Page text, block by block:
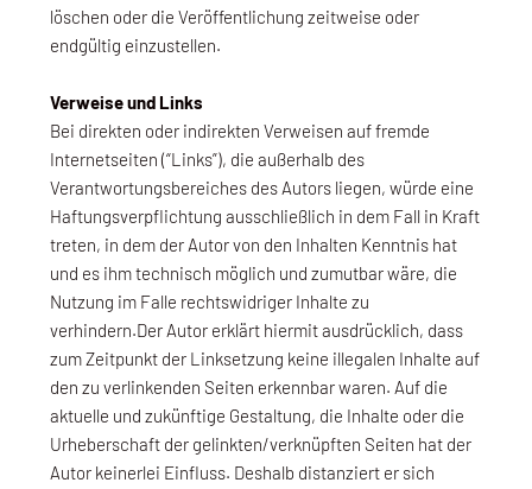
löschen oder die Veröffentlichung zeitweise oder
endgültig einzustellen.
Verweise und Links
Bei direkten oder indirekten Verweisen auf fremde
Internetseiten (“Links”), die außerhalb des
Verantwortungsbereiches des Autors liegen, würde eine
Haftungsverpflichtung ausschließlich in dem Fall in Kraft
treten, in dem der Autor von den Inhalten Kenntnis hat
und es ihm technisch möglich und zumutbar wäre, die
Nutzung im Falle rechtswidriger Inhalte zu
verhindern.Der Autor erklärt hiermit ausdrücklich, dass
zum Zeitpunkt der Linksetzung keine illegalen Inhalte auf
den zu verlinkenden Seiten erkennbar waren. Auf die
aktuelle und zukünftige Gestaltung, die Inhalte oder die
Urheberschaft der gelinkten/verknüpften Seiten hat der
Autor keinerlei Einfluss. Deshalb distanziert er sich